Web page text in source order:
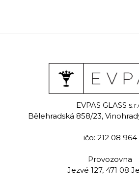
Tenacity
Ručně malovaná
sklenice na
619,00 Kč
EVPAS GLASS
Bělehradská 858/23,
ičo: 212 08 964
Provozovna
Jezvé 127, 471 08